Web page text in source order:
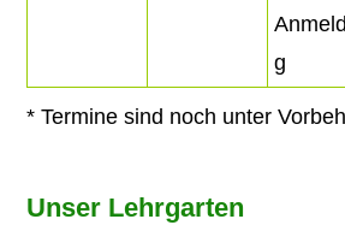
g
* Termine sind noch unter
Unser Lehrgarten